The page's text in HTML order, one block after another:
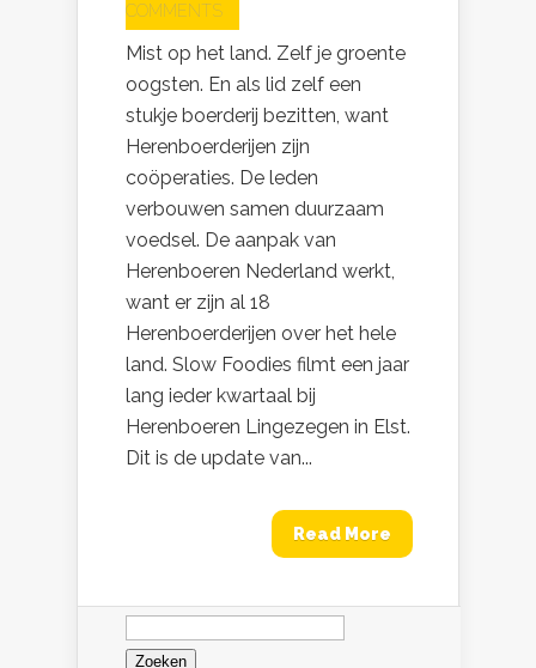
COMMENTS
Mist op het land. Zelf je groente
oogsten. En als lid zelf een
stukje boerderij bezitten, want
Herenboerderijen zijn
coöperaties. De leden
verbouwen samen duurzaam
voedsel. De aanpak van
Herenboeren Nederland werkt,
want er zijn al 18
Herenboerderijen over het hele
land. Slow Foodies filmt een jaar
lang ieder kwartaal bij
Herenboeren Lingezegen in Elst.
Dit is de update van...
Read More
Zoeken
naar: